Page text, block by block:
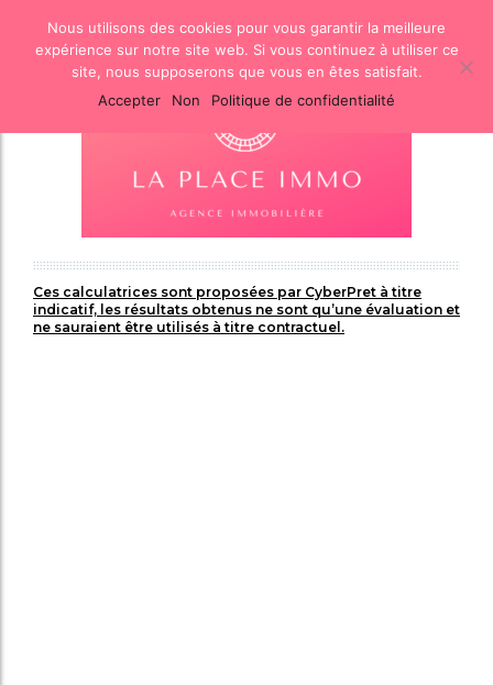
Ces calculatrices sont proposées par CyberPret à titre
indicatif, les résultats obtenus ne sont qu’une évaluation et
ne sauraient être utilisés à titre contractuel.
Nous utilisons des cookies pour vous garantir la meilleure
expérience sur notre site web. Si vous continuez à utiliser ce
site, nous supposerons que vous en êtes satisfait.
Accepter
Non Politique de confidentialité